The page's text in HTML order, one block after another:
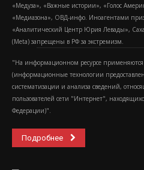
«Медуза», «Важные истории», «Голос
«Медиазона», ОВД-инфо. Иноагентами
«Аналитический Центр Юрия Левады»,
(Metа) запрещены в РФ за экстремизм.
"На информационном ресурсе
(информационные технологии
систематизации и анализа сведений,
пользователей сети "Интернет",
Федерации)".
Подробнее